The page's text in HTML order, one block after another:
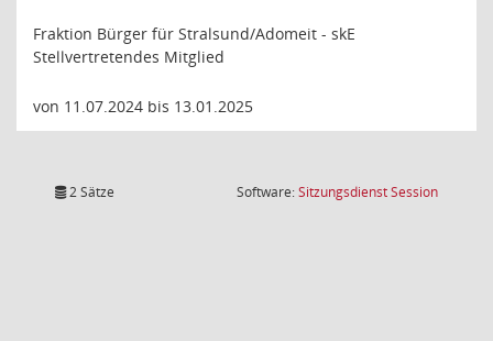
Fraktion Bürger für Stralsund/Adomeit - skE
Stellvertretendes Mitglied
von 11.07.2024 bis 13.01.2025
2 Sätze Software:SitzungsdienstSession(Wird in